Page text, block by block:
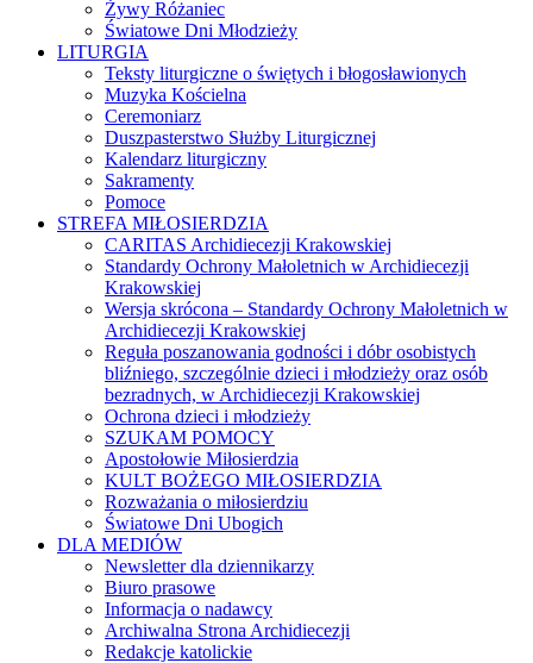
Żywy Różaniec
Światowe Dni Młodzieży
LITURGIA
Teksty liturgiczne o świętych i błogosławionych
Muzyka Kościelna
Ceremoniarz
Duszpasterstwo Służby Liturgicznej
Kalendarz liturgiczny
Sakramenty
Pomoce
STREFA MIŁOSIERDZIA
CARITAS Archidiecezji Krakowskiej
Standardy Ochrony Małoletnich w Archidiecezji
Krakowskiej
Wersja skrócona – Standardy Ochrony Małoletnich w
Archidiecezji Krakowskiej
Reguła poszanowania godności i dóbr osobistych
bliźniego, szczególnie dzieci i młodzieży oraz osób
bezradnych, w Archidiecezji Krakowskiej
Ochrona dzieci i młodzieży
SZUKAM POMOCY
Apostołowie Miłosierdzia
KULT BOŻEGO MIŁOSIERDZIA
Rozważania o miłosierdziu
Światowe Dni Ubogich
DLA MEDIÓW
Newsletter dla dziennikarzy
Biuro prasowe
Informacja o nadawcy
Archiwalna Strona Archidiecezji
Redakcje katolickie